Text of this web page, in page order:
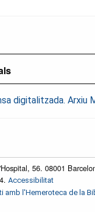
digitalitzada. Arxiu
56. 08001
Accessibilitat
amb l'Hemeroteca de la